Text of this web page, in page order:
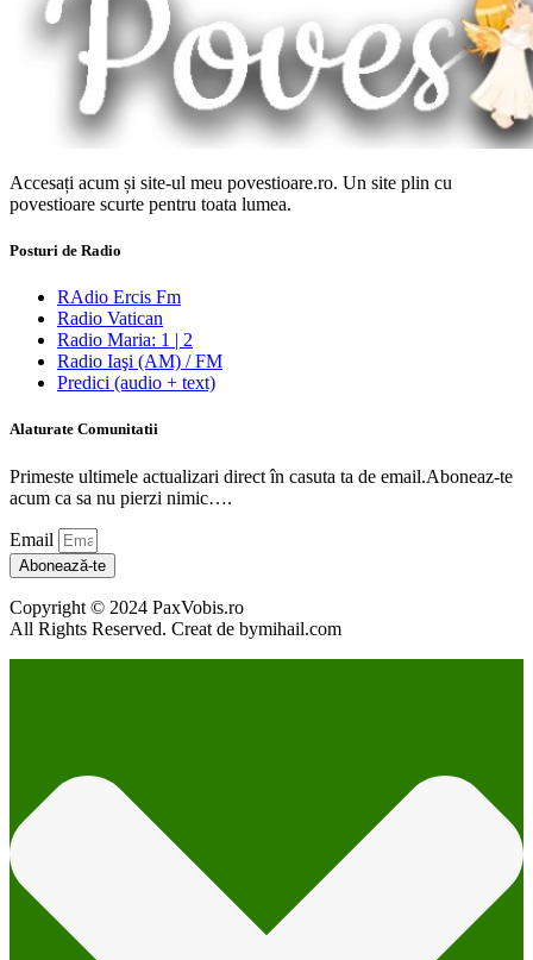
Accesați acum și site-ul meu povestioare.ro. Un site plin cu
povestioare scurte pentru toata lumea.
Posturi de Radio
RAdio Ercis Fm
Radio Vatican
Radio Maria: 1 | 2
Radio Iaşi (AM) / FM
Predici (audio + text)
Alaturate Comunitatii
Primeste ultimele actualizari direct în casuta ta de email.Aboneaz-te
acum ca sa nu pierzi nimic….
Email
Abonează-te
Copyright © 2024 PaxVobis.ro
All Rights Reserved. Creat de bymihail.com